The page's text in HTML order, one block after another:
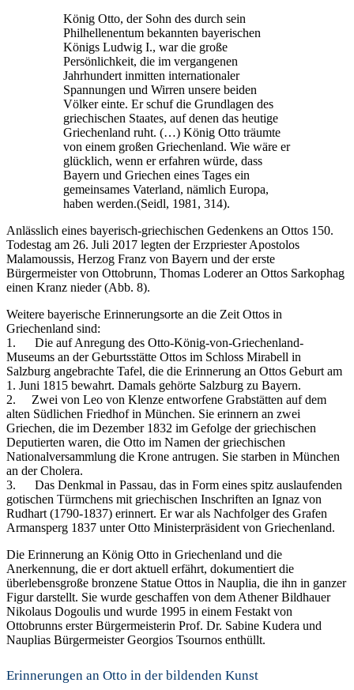
König Otto, der Sohn des durch sein
Philhellenentum bekannten bayerischen
Königs Ludwig I., war die große
Persönlichkeit, die im vergangenen
Jahrhundert inmitten internationaler
Spannungen und Wirren unsere beiden
Völker einte. Er schuf die Grundlagen des
griechischen Staates, auf denen das heutige
Griechenland ruht. (…) König Otto träumte
von einem großen Griechenland. Wie wäre er
glücklich, wenn er erfahren würde, dass
Bayern und Griechen eines Tages ein
gemeinsames Vaterland, nämlich Europa,
haben werden.(Seidl, 1981, 314).
Anlässlich eines bayerisch-griechischen Gedenkens an Ottos 150.
Todestag am 26. Juli 2017 legten der Erzpriester Apostolos
Malamoussis, Herzog Franz von Bayern und der erste
Bürgermeister von Ottobrunn, Thomas Loderer an Ottos Sarkophag
einen Kranz nieder (Abb. 8).
Weitere bayerische Erinnerungsorte an die Zeit Ottos in
Griechenland sind:
1. Die auf Anregung des Otto-König-von-Griechenland-
Museums an der Geburtsstätte Ottos im Schloss Mirabell in
Salzburg angebrachte Tafel, die die Erinnerung an Ottos Geburt am
1. Juni 1815 bewahrt. Damals gehörte Salzburg zu Bayern.
2. Zwei von Leo von Klenze entworfene Grabstätten auf dem
alten Südlichen Friedhof in München. Sie erinnern an zwei
Griechen, die im Dezember 1832 im Gefolge der griechischen
Deputierten waren, die Otto im Namen der griechischen
Nationalversammlung die Krone antrugen. Sie starben in München
an der Cholera.
3. Das Denkmal in Passau, das in Form eines spitz auslaufenden
gotischen Türmchens mit griechischen Inschriften an Ignaz von
Rudhart (1790-1837) erinnert. Er war als Nachfolger des Grafen
Armansperg 1837 unter Otto Ministerpräsident von Griechenland.
Die Erinnerung an König Otto in Griechenland und die
Anerkennung, die er dort aktuell erfährt, dokumentiert die
überlebensgroße bronzene Statue Ottos in Nauplia, die ihn in ganzer
Figur darstellt. Sie wurde geschaffen von dem Athener Bildhauer
Nikolaus Dogoulis und wurde 1995 in einem Festakt von
Ottobrunns erster Bürgermeisterin Prof. Dr. Sabine Kudera und
Nauplias Bürgermeister Georgios Tsournos enthüllt.
Erinnerungen an Otto in der bildenden Kunst